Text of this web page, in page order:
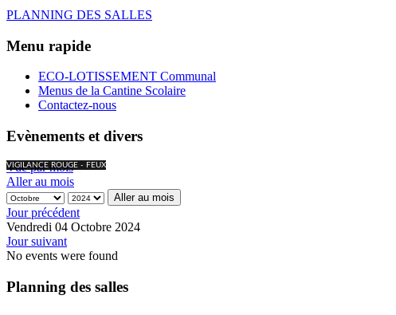
PLANNING DES SALLES
Menu rapide
ECO-LOTISSEMENT Communal
Menus de la Cantine Scolaire
Contactez-nous
Evènements et divers
VIGILANCE ROUGE - FEUX
Vue par mois
Aller au mois
Aller au mois
Jour précédent
Vendredi 04 Octobre 2024
Jour suivant
No events were found
Planning des salles